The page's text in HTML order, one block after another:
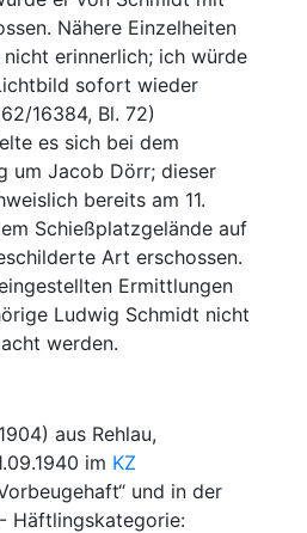
Nähere Einzelheiten
erinnerlich; ich würde
sofort wieder
16384, Bl. 72)
es sich bei dem
um Jacob Dörr; dieser
bereits am 11.
Schießplatzgelände auf
Art erschossen.
Ermittlungen
Ludwig Schmidt nicht
werden.
aus Rehlau,
im KZ
und in der
Häftlingskategorie: